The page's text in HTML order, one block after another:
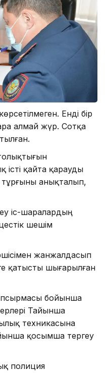
Енді бір
алмай жүр. Сотқа
істі қайта қарауды
тұрғыны анықталып,
іс-шаралардың
шешім
жанжалдасып
қатысты шығарылған
бойынша
Тайынша
техникасына
қосымша тергеу
полиция